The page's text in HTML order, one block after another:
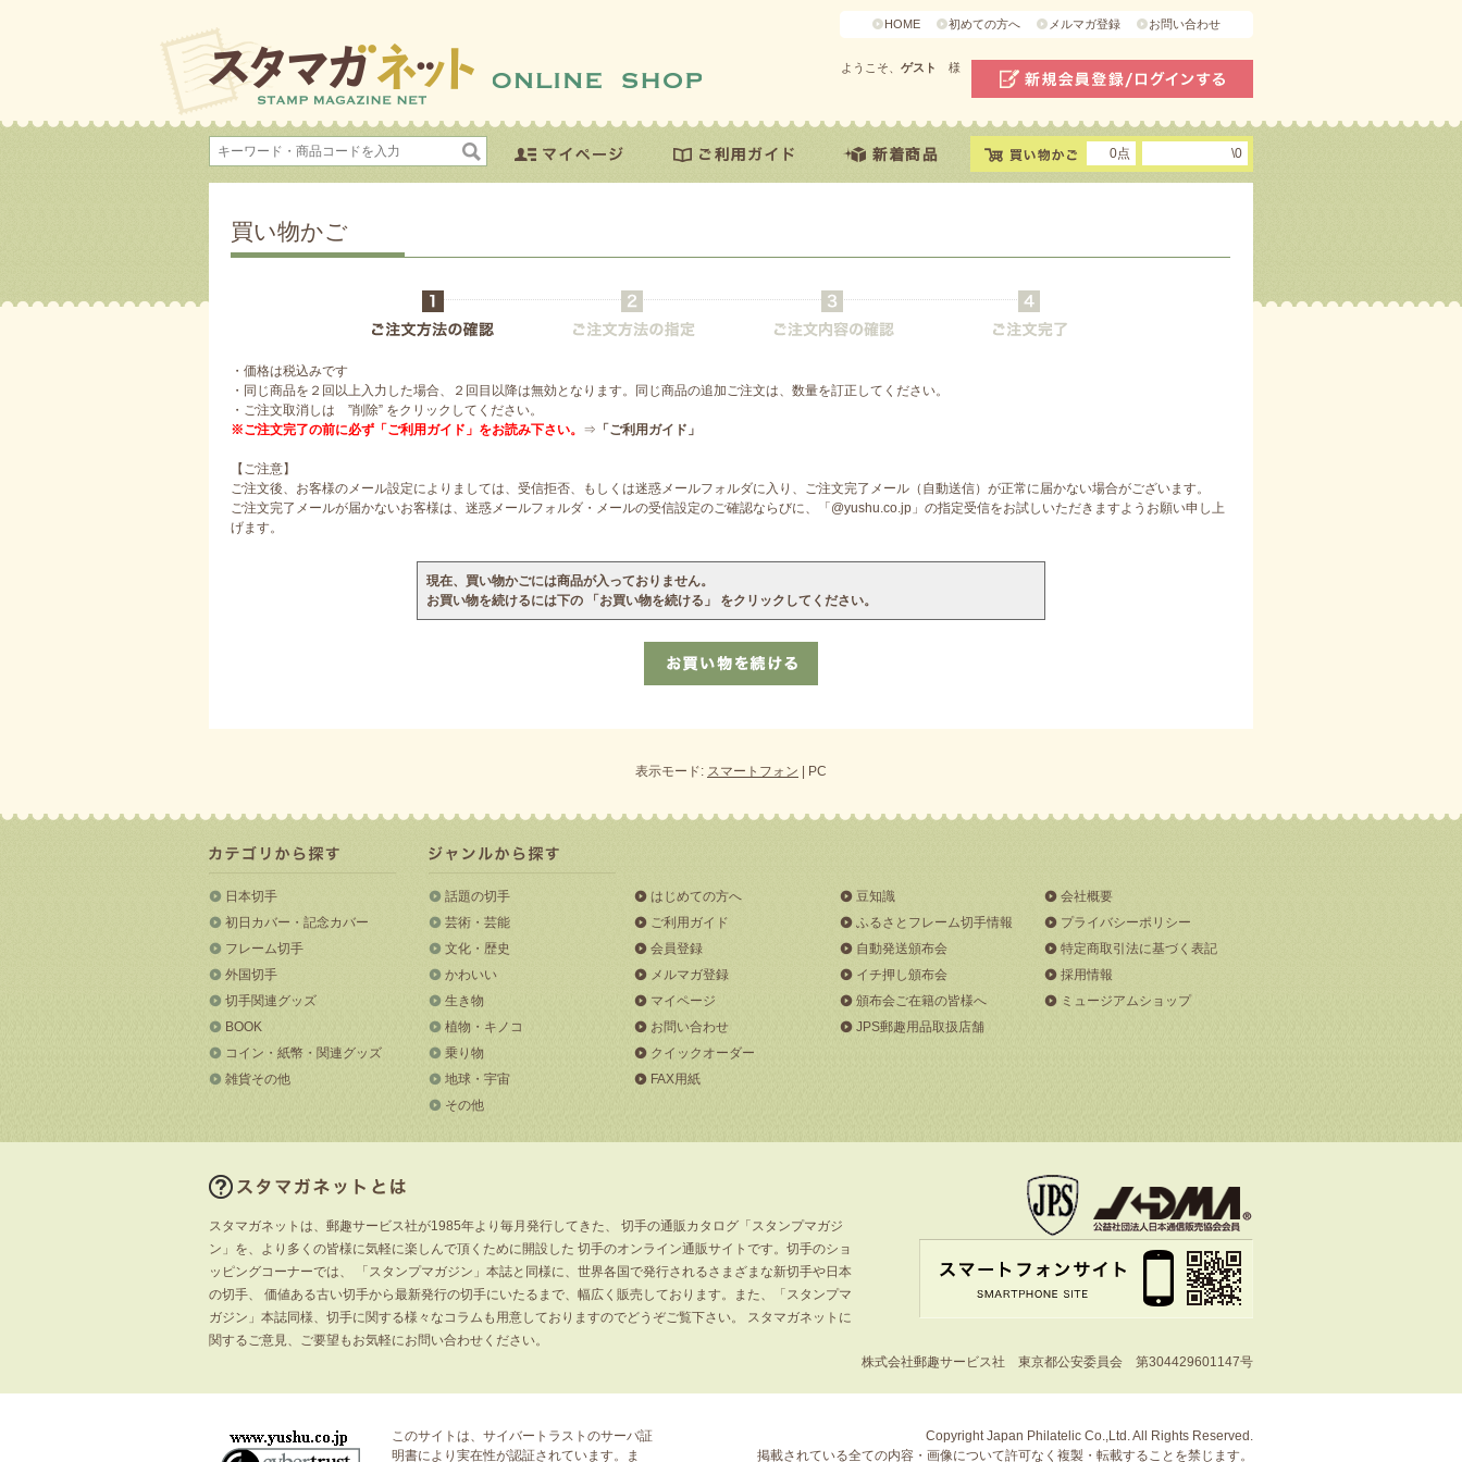
HOME 初めての方へ メルマガ登録 お問い合わせ
ようこそ、 ゲスト 様
0点 \0
買い物かご
・価格は税込みです
・同じ商品を２回以上入力した場合、２回目以降は無効となります。同じ商品の追加ご注文は、数量を訂正してください。
・ご注文取消しは ”削除” をクリックしてください。
※ご注文完了の前に必ず「ご利用ガイド」をお読み下さい。 ⇒ 「ご利用ガイド」
【ご注意】
ご注文後、お客様のメール設定によりましては、受信拒否、もしくは迷惑メールフォルダに入り、ご注文完了メール（自動送信）が正常に届かない場合がございます。
ご注文完了メールが届かないお客様は、迷惑メールフォルダ・メールの受信設定のご確認ならびに、「@yushu.co.jp」の指定受信をお試しいただきますようお願い申し上
げます。
現在、買い物かごには商品が入っておりません。
お買い物を続けるには下の 「お買い物を続ける」 をクリックしてください。
表示モード: スマートフォン | PC
日本切手
初日カバー・記念カバー
フレーム切手
外国切手
切手関連グッズ
BOOK
コイン・紙幣・関連グッズ
雑貨その他
話題の切手
芸術・芸能
文化・歴史
かわいい
生き物
植物・キノコ
乗り物
地球・宇宙
その他
はじめての方へ
ご利用ガイド
会員登録
メルマガ登録
マイページ
お問い合わせ
クイックオーダー
FAX用紙
豆知識
ふるさとフレーム切手情報
自動発送頒布会
イチ押し頒布会
頒布会ご在籍の皆様へ
JPS郵趣用品取扱店舗
会社概要
プライバシーポリシー
特定商取引法に基づく表記
採用情報
ミュージアムショップ
スタマガネットは、郵趣サービス社が1985年より毎月発行してきた、 切手の通販カタログ「スタンプマガジ
ン」を、より多くの皆様に気軽に楽しんで頂くために開設した 切手のオンライン通販サイトです。切手のショ
ッピングコーナーでは、 「スタンプマガジン」本誌と同様に、世界各国で発行されるさまざまな新切手や日本
の切手、 価値ある古い切手から最新発行の切手にいたるまで、幅広く販売しております。また、「スタンプマ
ガジン」本誌同様、切手に関する様々なコラムも用意しておりますのでどうぞご覧下さい。 スタマガネットに
関するご意見、ご要望もお気軽にお問い合わせください。
株式会社郵趣サービス社 東京都公安委員会 第304429601147号
このサイトは、サイバートラストのサーバ証
明書により実在性が認証されています。ま
Copyright Japan Philatelic Co.,Ltd. All Rights Reserved.
掲載されている全ての内容・画像について許可なく複製・転載することを禁じます。